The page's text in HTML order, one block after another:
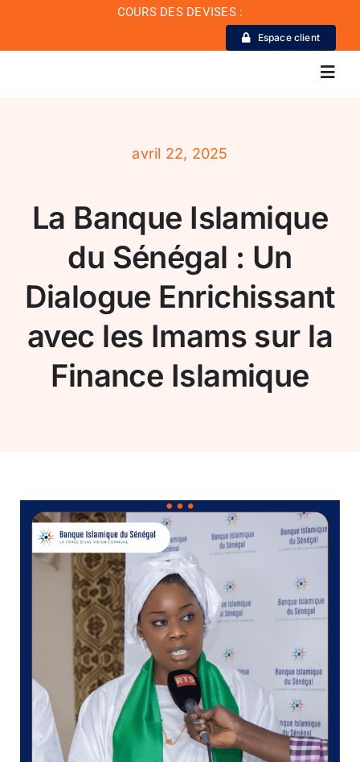
contenu
COURS DES DEVISES :
Espace client
Conseil de conformité
Particuliers
Diaspora
avril 22, 2025
La Banque Islamique
du Sénégal : Un
Dialogue Enrichissant
avec les Imams sur la
Finance Islamique